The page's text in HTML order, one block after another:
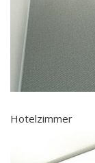
Hotelzimmer